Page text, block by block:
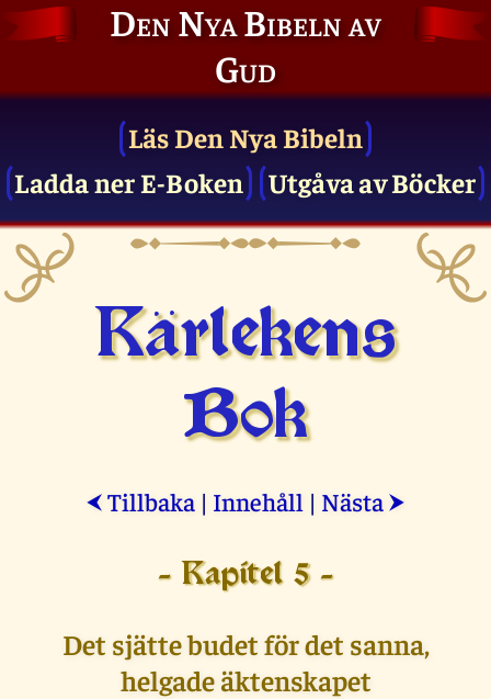
Den Nya Bibeln av
Gud
Läs Den Nya Bibeln
Ladda ner E-Boken
Utgåva av Böcker
Kärlekens
Bok
⮜ Tillbaka | Innehåll | Nästa ⮞
- Kapitel 5 -
Det sjätte budet för det sanna,
helgade äktenskapet